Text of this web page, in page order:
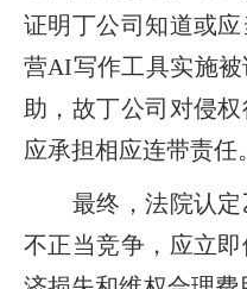
证明丁公司知道或
营AI写作工具实施
助，故丁公司对侵
应承担相应连带责任。
最终，法院认定
不正当竞争，应立